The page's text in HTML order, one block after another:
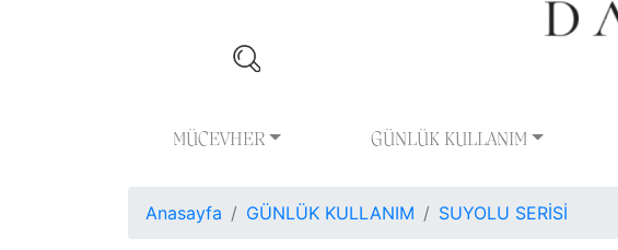
MÜCEVHER GÜNLÜK KULLANIM
Anasayfa GÜNLÜK KULLANIM SUYOLU SERİSİ